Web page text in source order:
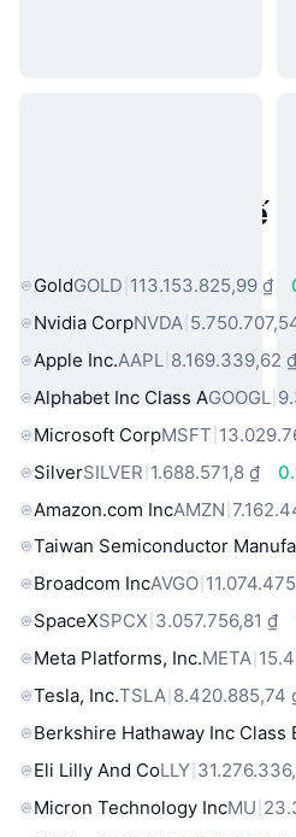
Tài sản trong thế
GoldGOLD 113.153.825,99 ₫
Nvidia CorpNVDA
Apple Inc.AAPL 8.169.339,62 ₫
Alphabet Inc Class AGOOGL
Microsoft CorpMSFT
SilverSILVER 1.688.571,8 ₫
Amazon.com IncAMZN
Taiwan Semiconductor
Broadcom IncAVGO
SpaceXSPCX 3.057.756,81 ₫
Meta Platforms, Inc.META
Tesla, Inc.TSLA 8.420.885,74
Berkshire Hathaway Inc Class
Eli Lilly And CoLLY
Micron Technology IncMU